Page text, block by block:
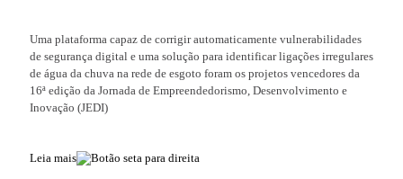
Uma plataforma capaz de corrigir automaticamente vulnerabilidades
de segurança digital e uma solução para identificar ligações irregulares
de água da chuva na rede de esgoto foram os projetos vencedores da
16ª edição da Jornada de Empreendedorismo, Desenvolvimento e
Inovação (JEDI)
Leia mais